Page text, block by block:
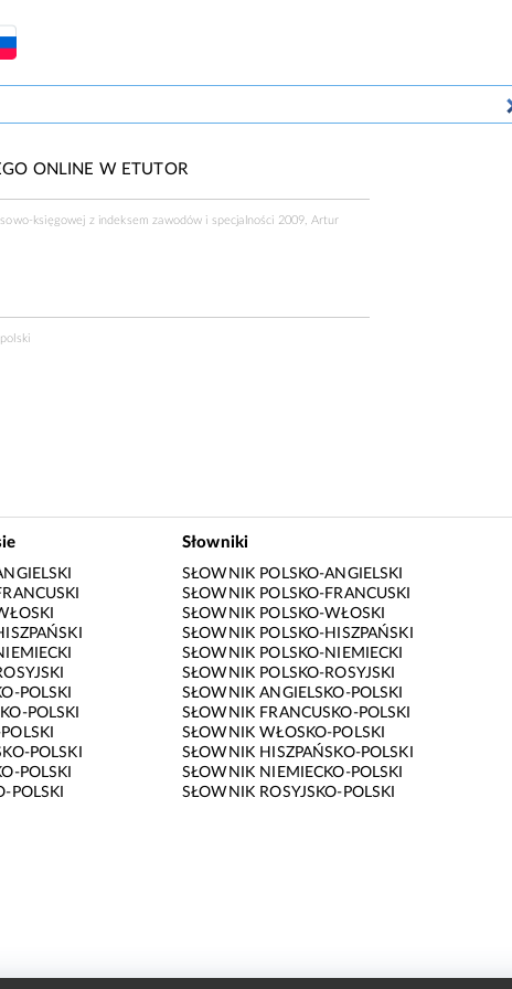
ONLINE W ETUTOR
księgowej z indeksem zawodów i specjalności 2009, Artur
POLSKI
POLSKI
POLSKI
POLSKI
POLSKI
Słowniki
SŁOWNIK POLSKO-ANGIELSKI
SŁOWNIK POLSKO-FRANCUSKI
SŁOWNIK POLSKO-WŁOSKI
SŁOWNIK POLSKO-HISZPAŃSKI
SŁOWNIK POLSKO-NIEMIECKI
SŁOWNIK POLSKO-ROSYJSKI
SŁOWNIK ANGIELSKO-POLSKI
SŁOWNIK FRANCUSKO-POLSKI
SŁOWNIK WŁOSKO-POLSKI
SŁOWNIK HISZPAŃSKO-POLSKI
SŁOWNIK NIEMIECKO-POLSKI
SŁOWNIK ROSYJSKO-POLSKI